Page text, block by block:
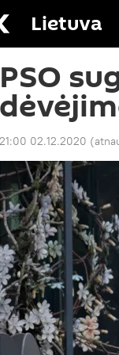
Lietuva
PSO
21:00 02.12.2020